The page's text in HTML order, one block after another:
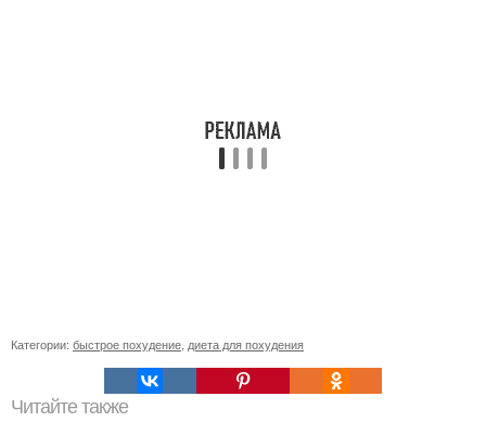
Категории: быстрое похудение диета для похудения
Читайте также